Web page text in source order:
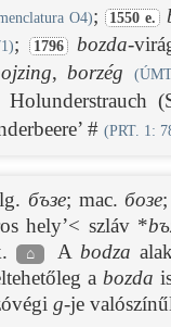
O4); 1550 e.
; 1796 bozda-
,borzég
# (PRT. 1:
бъзе; mac.бозе
hely’< szláv *
⌂ A bodza
abozda
g-je